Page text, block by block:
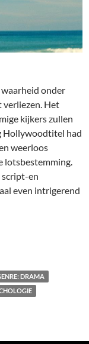
waarheid onder
verliezen. Het
kijkers zullen
Hollywoodtitel had
weerloos
lotsbestemming.
script-en
even intrigerend
DRAMA